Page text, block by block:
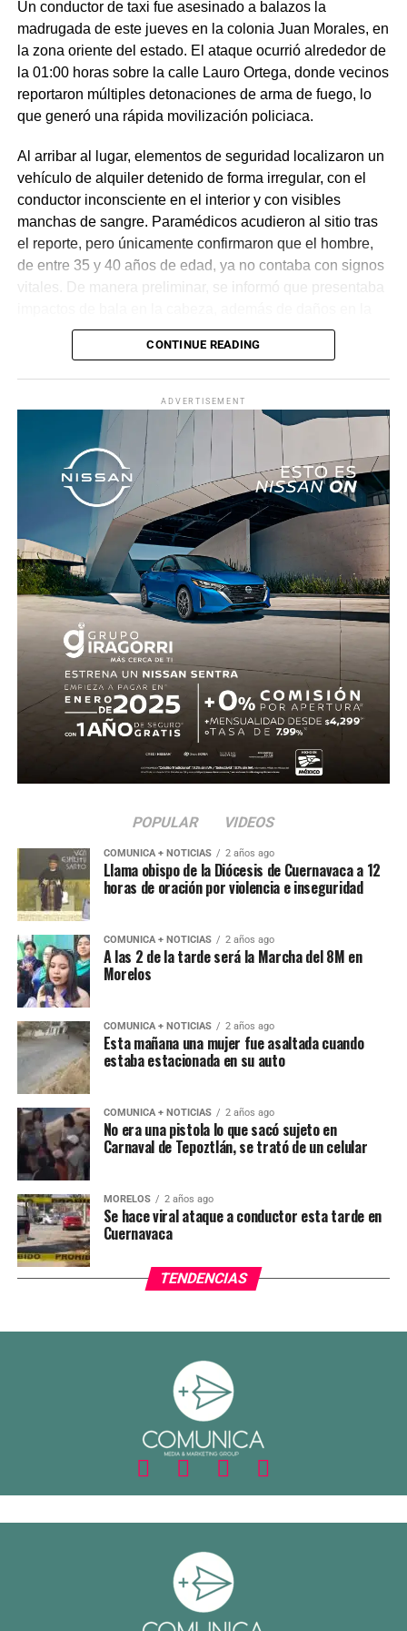
Un conductor de taxi fue asesinado a balazos la
madrugada de este jueves en la colonia Juan Morales, en
la zona oriente del estado. El ataque ocurrió alrededor de
la 01:00 horas sobre la calle Lauro Ortega, donde vecinos
reportaron múltiples detonaciones de arma de fuego, lo
que generó una rápida movilización policiaca.
Al arribar al lugar, elementos de seguridad localizaron un
vehículo de alquiler detenido de forma irregular, con el
conductor inconsciente en el interior y con visibles
manchas de sangre. Paramédicos acudieron al sitio tras
el reporte, pero únicamente confirmaron que el hombre,
de entre 35 y 40 años de edad, ya no contaba con signos
vitales. De manera preliminar, se informó que presentaba
puerta del lado del conductor.
realizaron las diligencias correspondientes y el
levantamiento del cuerpo. Hasta el momento no se
cuenta con información sobre los agresores, y el cadáver
fue trasladado al Servicio Médico Forense en espera de
ser identificado, en tanto continúan las investigaciones.
CONTINUE READING
ADVERTISEMENT
POPULAR VIDEOS
COMUNICA + NOTICIAS 2 años ago
Llama obispo de la Diócesis de Cuernavaca a 12
horas de oración por violencia e inseguridad
COMUNICA + NOTICIAS 2 años ago
A las 2 de la tarde será la Marcha del 8M en
Morelos
COMUNICA + NOTICIAS 2 años ago
Esta mañana una mujer fue asaltada cuando
estaba estacionada en su auto
COMUNICA + NOTICIAS 2 años ago
No era una pistola lo que sacó sujeto en
Carnaval de Tepoztlán, se trató de un celular
MORELOS 2 años ago
Se hace viral ataque a conductor esta tarde en
Cuernavaca
TENDENCIAS